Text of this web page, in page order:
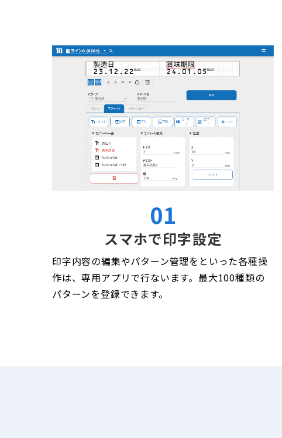
01
スマホで印字設定
印字内容の編集やパターン管理をといった各種操
作は、専用アプリで行ないます。最大100種類の
パターンを登録できます。